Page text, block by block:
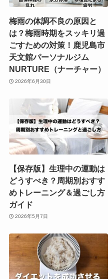
梅雨の体調不良の原因と
は？梅雨時期をスッキリ過
ごすための対策！鹿児島市
天文館パーソナルジム
NURTURE（ナーチャー）
2026年6月30日
【保存版】生理中の運動は
どうすべき？周期別おすす
めトレーニング＆過ごし方
ガイド
2026年5月7日